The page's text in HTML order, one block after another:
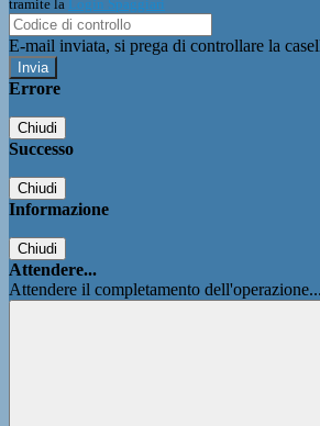
tramite la Login Spaggiari
E-mail inviata, si prega di controllare la
Errore
Chiudi
Successo
Chiudi
Informazione
Chiudi
Attendere...
Attendere il completamento dell'operazione...